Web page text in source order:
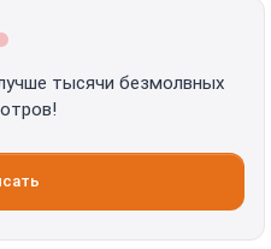
тысячи безмолвных